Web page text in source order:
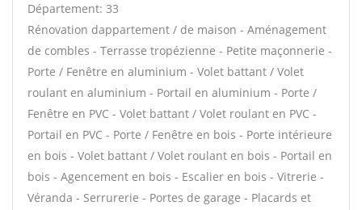
Département: 33
Rénovation dappartement / de maison - Aménagement
de combles - Terrasse tropézienne - Petite maçonnerie -
Porte / Fenêtre en aluminium - Volet battant / Volet
roulant en aluminium - Portail en aluminium - Porte /
Fenêtre en PVC - Volet battant / Volet roulant en PVC -
Portail en PVC - Porte / Fenêtre en bois - Porte intérieure
en bois - Volet battant / Volet roulant en bois - Portail en
bois - Agencement en bois - Escalier en bois - Vitrerie -
Véranda - Serrurerie - Portes de garage - Placards et